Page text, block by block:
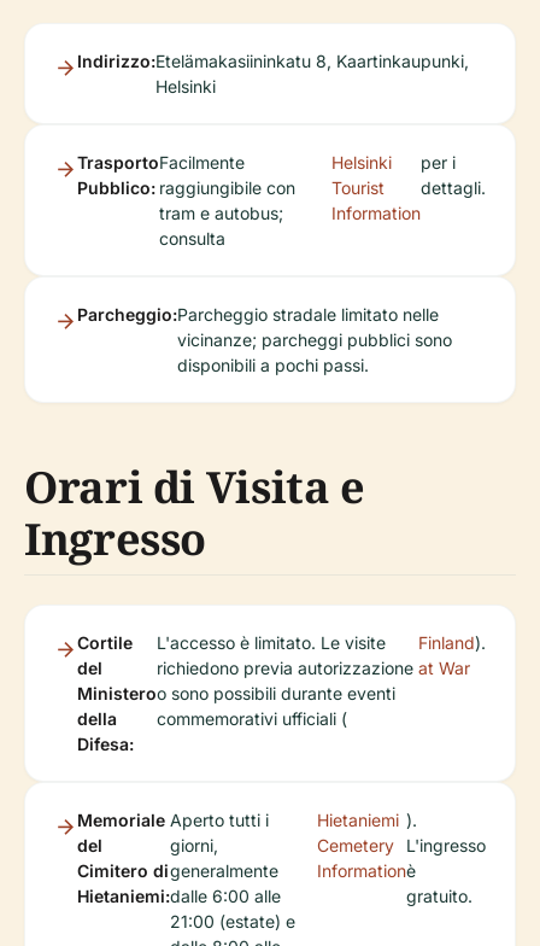
Indirizzo:Etelämakasiininkatu 8, Kaartinkaupunki,
Helsinki
Trasporto
Pubblico:
Facilmente
raggiungibile con
tram e autobus;
consulta
Helsinki
Tourist
Information
per i
dettagli.
Parcheggio:Parcheggio stradale limitato nelle
vicinanze; parcheggi pubblici sono
disponibili a pochi passi.
Orari di Visita e
Ingresso
Cortile
del
Ministero
della
Difesa:
L'accesso è limitato. Le visite
richiedono previa autorizzazione
o sono possibili durante eventi
commemorativi ufficiali (
Finland
at War
).
Memoriale
del
Cimitero di
Hietaniemi:
Aperto tutti i
giorni,
generalmente
dalle 6:00 alle
21:00 (estate) e
Hietaniemi
Cemetery
Information
).
L'ingresso
è
gratuito.